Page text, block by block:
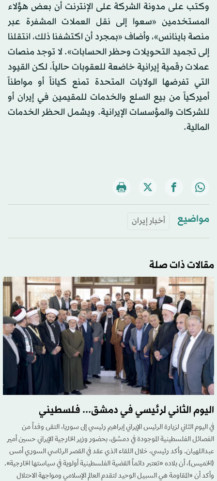
وكتب على مدونة الشركة على الإنترنت أن بعض هؤلاء
المستخدمين «سعوا إلى نقل العملات المشفرة عبر
منصة باينانس»، وأضاف «بمجرد أن اكتشفنا ذلك، انتقلنا
إلى تجميد التحويلات وحظر الحسابات». لا توجد منصات
عملات رقمية إيرانية خاضعة للعقوبات حالياً، لكن القيود
التي تفرضها الولايات المتحدة تمنع كياناً أو مواطناً
أميركياً من بيع السلع والخدمات للمقيمين في إيران أو
للشركات والمؤسسات الإيرانية. ويشمل الحظر الخدمات
المالية.
مواضيع أخبار إيران
مقالات ذات صلة
اليوم الثاني لرئيسي في دمشق... فلسطيني
في اليوم الثاني لزيارة الرئيس الإيراني إبراهيم رئيسي إلى سوريا، التقى وفداً من
الفصائل الفلسطينية الموجودة في دمشق، بحضور وزير الخارجية الإيراني حسين أمير
عبداللهيان. وأكد رئيسي، خلال اللقاء الذي عقد في القصر الرئاسي السوري أمس
(الخميس)، أن بلاده «تعتبر دائماً القضية الفلسطينية أولوية في سياستها الخارجية».
وأكد أن «المقاومة هي السبيل الوحيد لتقدم العالم الإسلامي ومواجهة الاحتلال